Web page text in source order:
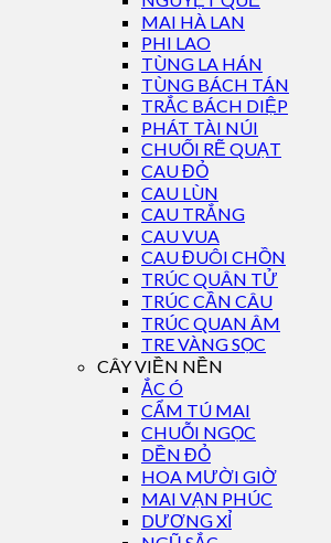
MAI HÀ LAN
PHI LAO
TÙNG LA HÁN
TÙNG BÁCH TÁN
TRẮC BÁCH DIỆP
PHÁT TÀI NÚI
CHUỐI RẼ QUẠT
CAU ĐỎ
CAU LÙN
CAU TRẮNG
CAU VUA
CAU ĐUÔI CHỒN
TRÚC QUÂN TỬ
TRÚC CẦN CÂU
TRÚC QUAN ÂM
TRE VÀNG SỌC
CÂY VIỀN NỀN
ẮC Ó
CẨM TÚ MAI
CHUỖI NGỌC
DỀN ĐỎ
HOA MƯỜI GIỜ
MAI VẠN PHÚC
DƯƠNG XỈ